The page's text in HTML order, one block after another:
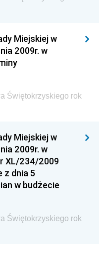
Przemysłu
Rolnictwa i
Pracy i Polityki
i
Morskiej i
Miejskiej w
2009r. w
Świętokrzyskiego rok
Miejskiej w
2009r. w
XL/234/2009
z dnia 5
w budżecie
Świętokrzyskiego rok